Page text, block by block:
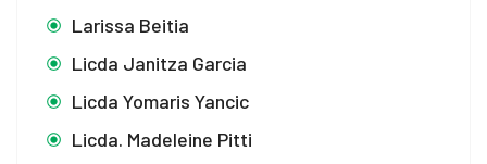
Larissa Beitia
Licda Janitza Garcia
Licda Yomaris Yancic
Licda. Madeleine Pitti